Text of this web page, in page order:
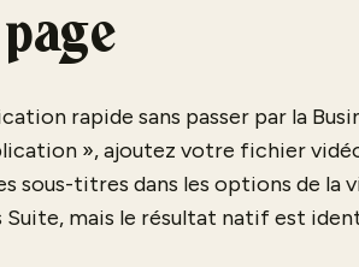
rapide sans passer par la
», ajoutez votre fichier
sous-titres dans les options de la
Suite, mais le résultat natif est